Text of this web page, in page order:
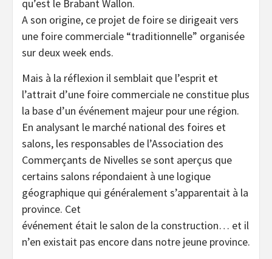
qu’est le Brabant Wallon.
A son origine, ce projet de foire se dirigeait vers
une foire commerciale “traditionnelle” organisée
sur deux week ends.
Mais à la réflexion il semblait que l’esprit et
l’attrait d’une foire commerciale ne constitue plus
la base d’un événement majeur pour une région.
En analysant le marché national des foires et
salons, les responsables de l’Association des
Commerçants de Nivelles se sont aperçus que
certains salons répondaient à une logique
géographique qui généralement s’apparentait à la
province. Cet
événement était le salon de la construction… et il
n’en existait pas encore dans notre jeune province.